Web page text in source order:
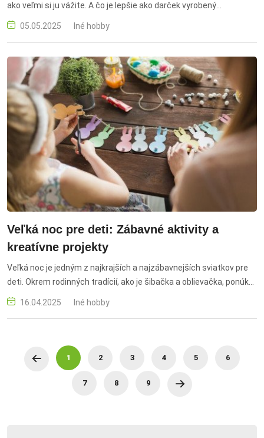
ako veľmi si ju vážite. A čo je lepšie ako darček vyrobený
vlastnoručne – s láskou, časom a myšlienkou len pre ňu? darcek
pre mamu, den matiek, diy darcek pre mamu, vlastnorucny darcek,
mamu, napady na den matiek, ako potesit mamu, citaty pre
mamu, pohladnica pre mamu, ramik s fotkou, domaca kozmetika,
self care box, print pre mamu, darcek z lasky, jednoduche diy,
vyroba darceka, osobny darcek, darcek od deti, darček pre mamu,
deň matiek, diy darček pre mamu, vlastnoručný darček, kreatívny
darček pre mamu, handmade pre mamu, prianie pre mamu,
nápady na Deň matiek, ako potešiť mamu, citáty pre mamu,
pohľadnica pre mamu, rámik s fotkou, domáca kozmetika, self-
care box, print pre mamu, darček z lásky, jednoduché diy, výroba
darčeka, osobný darček, darček od detí, diy, osobne
05.05.2025 Iné hobby
Veľká noc pre deti: Zábavné aktivity a
kreatívne projekty
Veľká noc je jedným z najkrajších a najzábavnejších sviatkov pre
deti. Okrem rodinných tradícií, ako je šibačka a oblievačka, ponúka
veľa príležitostí na kreativitu a zábavu. Veľká noc pre deti,
zábavné aktivity pre deti, kreatívne projekty, veľkonočné vajíčka,
hry, kreatívne nápady pre deti, veľkonočné sviatky, detské
remeslá, veľkonočné tradície pre deti, výzdoba na Veľkú noc,
zábavné veľkonočné aktivity, deti a Veľká noc, handmade
16.04.2025 Iné hobby
1 2 3 4 5 6
7 8 9